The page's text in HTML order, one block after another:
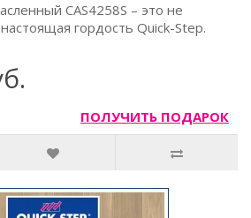
CAS4258S – это не
гордость Quick-Step.
ПОЛУЧИТЬ ПОДАРОК